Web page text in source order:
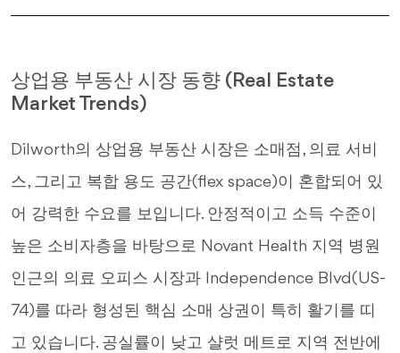
상업용 부동산 시장 동향 (Real Estate
Market Trends)
Dilworth의 상업용 부동산 시장은 소매점, 의료 서비
스, 그리고 복합 용도 공간(flex space)이 혼합되어 있
어 강력한 수요를 보입니다. 안정적이고 소득 수준이
높은 소비자층을 바탕으로 Novant Health 지역 병원
인근의 의료 오피스 시장과 Independence Blvd(US-
74)를 따라 형성된 핵심 소매 상권이 특히 활기를 띠
고 있습니다. 공실률이 낮고 샬럿 메트로 지역 전반에